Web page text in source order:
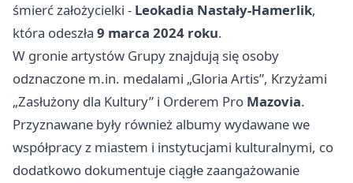
śmierć założycielki - Leokadia Nastały-Hamerlik,
która odeszła 9 marca 2024 roku.
W gronie artystów Grupy znajdują się osoby
odznaczone m.in. medalami „Gloria Artis”, Krzyżami
„Zasłużony dla Kultury” i Orderem Pro Mazovia.
Przyznawane były również albumy wydawane we
współpracy z miastem i instytucjami kulturalnymi, co
dodatkowo dokumentuje ciągłe zaangażowanie